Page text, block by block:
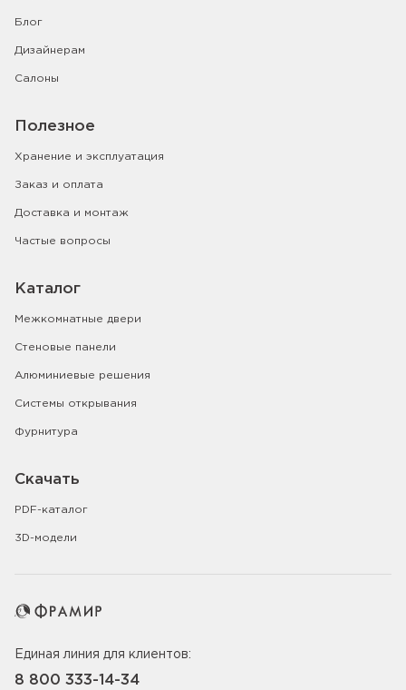
Блог
Дизайнерам
Салоны
Полезное
Хранение и эксплуатация
Заказ и оплата
Доставка и монтаж
Частые вопросы
Каталог
Межкомнатные двери
Стеновые панели
Алюминиевые решения
Системы открывания
Фурнитура
Скачать
PDF-каталог
3D-модели
Единая линия для клиентов:
8 800 333-14-34